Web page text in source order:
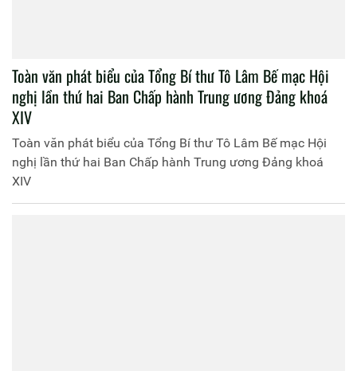
Toàn văn phát biểu của Tổng Bí thư Tô Lâm Bế mạc Hội
nghị lần thứ hai Ban Chấp hành Trung ương Đảng khoá
XIV
Toàn văn phát biểu của Tổng Bí thư Tô Lâm Bế mạc Hội
nghị lần thứ hai Ban Chấp hành Trung ương Đảng khoá
XIV